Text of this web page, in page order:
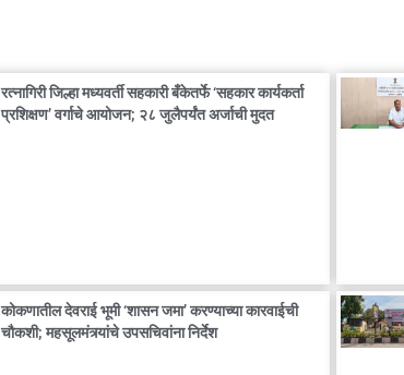
रत्नागिरी जिल्हा मध्यवर्ती सहकारी बँकेतर्फे ‘सहकार कार्यकर्ता
प्रशिक्षण’ वर्गाचे आयोजन; २८ जुलैपर्यंत अर्जाची मुदत
कोकणातील देवराई भूमी ‘शासन जमा’ करण्याच्या कारवाईची
चौकशी; महसूलमंत्र्यांचे उपसचिवांना निर्देश